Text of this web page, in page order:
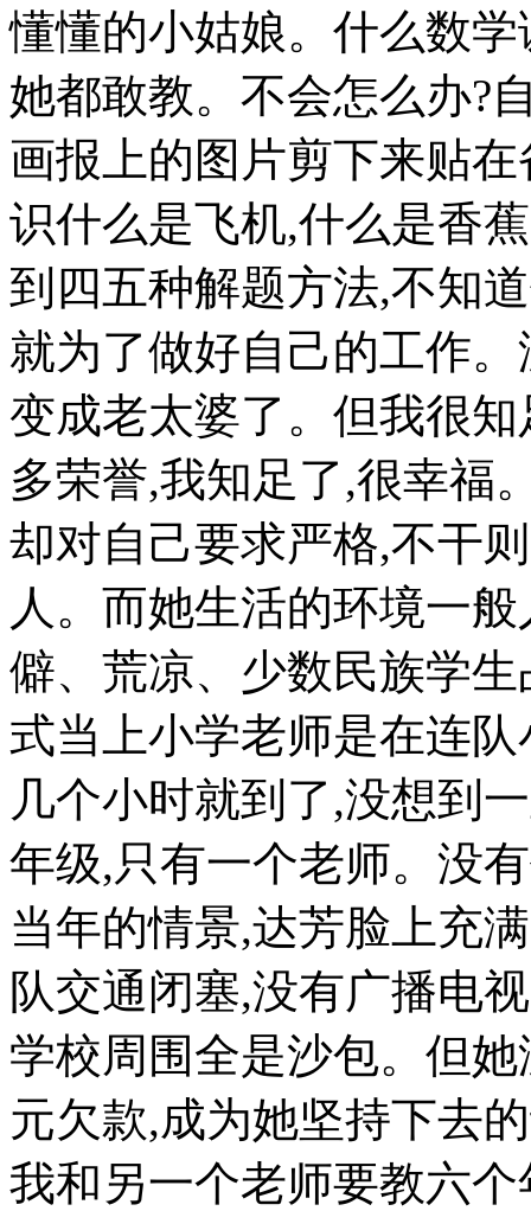
懂懂的小姑娘。什么数
她都敢教。不会怎么办?
画报上的图片剪下来贴
识什么是飞机,什么是香
到四五种解题方法,不知
就为了做好自己的工作
变成老太婆了。但我很
多荣誉,我知足了,很幸福
却对自己要求严格,不干
人。而她生活的环境一
僻、荒凉、少数民族学生
式当上小学老师是在连
几个小时就到了,没想到
年级,只有一个老师。没
当年的情景,达芳脸上充
队交通闭塞,没有广播电
学校周围全是沙包。但
元欠款,成为她坚持下去
我和另一个老师要教六